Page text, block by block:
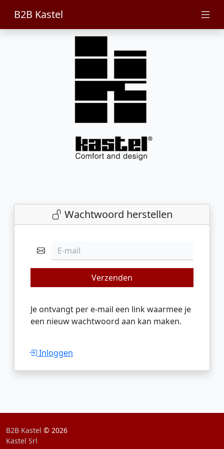
B2B Kastel
Wachtwoord herstellen
E-mail
Verzenden
Je ontvangt per e-mail een link waarmee je
een nieuw wachtwoord aan kan maken.
Inloggen
B2B Kastel © 2026
Kastel Srl